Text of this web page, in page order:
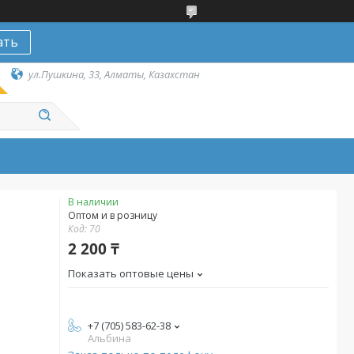
ул.Пушкина, 33, Алматы, Казахстан
В наличии
Оптом и в розницу
Код: 70
2 200 ₸
Показать оптовые цены
+7 (705) 583-62-38
Альбина